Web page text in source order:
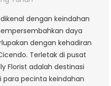
dengan keindahan
daya
dengan kehadiran
Terletak di pusat
Florist adalah destinasi
para pecinta keindahan